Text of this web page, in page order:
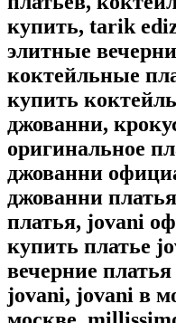
купить, tarik
элитные
коктейльные
купить
джованни,
оригинальное
джованни
джованни
платья, jovani
купить платье
вечерние
jovani, jovani в